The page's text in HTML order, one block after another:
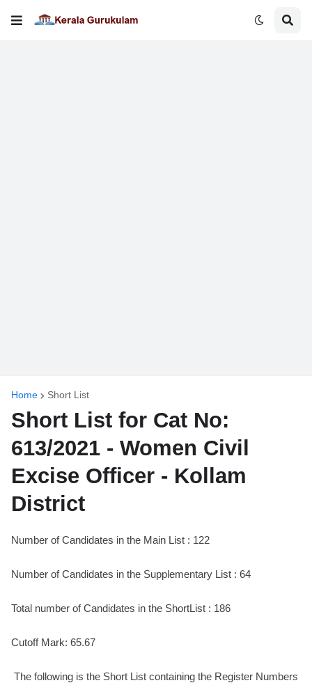
Home Short List
Short List for Cat No:
613/2021 - Women Civil
Excise Officer - Kollam
District
Number of Candidates in the Main List : 122
Number of Candidates in the Supplementary List : 64
Total number of Candidates in the ShortList : 186
Cutoff Mark: 65.67
The following is the Short List containing the Register Numbers